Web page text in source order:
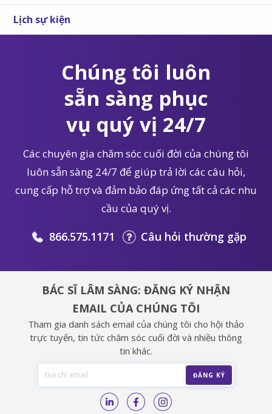
Lịch sự kiện
Chúng tôi luôn
sẵn sàng phục
vụ quý vị 24/7
Các chuyên gia chăm sóc cuối đời của chúng tôi
luôn sẵn sàng 24/7 để giúp trả lời các câu hỏi,
cung cấp hỗ trợ và đảm bảo đáp ứng tất cả các nhu
cầu của quý vị.
866.575.1171 Câu hỏi thường gặp
BÁC SĨ LÂM SÀNG: ĐĂNG KÝ NHẬN
EMAIL CỦA CHÚNG TÔI
Tham gia danh sách email của chúng tôi cho hội thảo
trực tuyến, tin tức chăm sóc cuối đời và nhiều thông
tin khác.